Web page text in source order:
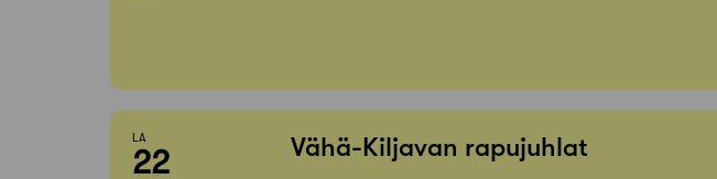
LA
22 Vähä-Kiljavan rapujuhlat